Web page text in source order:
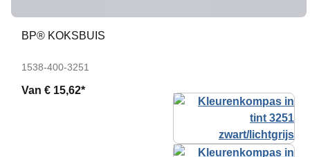
BP® KOKSBUIS
1538-400-3251
Van € 15,62*